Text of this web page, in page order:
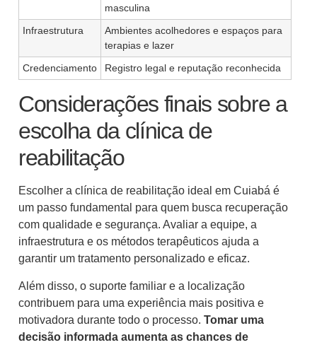
masculina
Infraestrutura
Ambientes acolhedores e espaços para
terapias e lazer
Credenciamento
Registro legal e reputação reconhecida
Considerações finais sobre a
escolha da clínica de
reabilitação
Escolher a clínica de reabilitação ideal em Cuiabá é
um passo fundamental para quem busca recuperação
com qualidade e segurança. Avaliar a equipe, a
infraestrutura e os métodos terapêuticos ajuda a
garantir um tratamento personalizado e eficaz.
Além disso, o suporte familiar e a localização
contribuem para uma experiência mais positiva e
motivadora durante todo o processo. Tomar uma
decisão informada aumenta as chances de